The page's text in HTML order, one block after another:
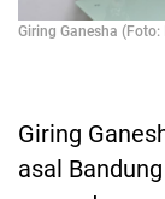
Giring Ganesha
Giring
asal